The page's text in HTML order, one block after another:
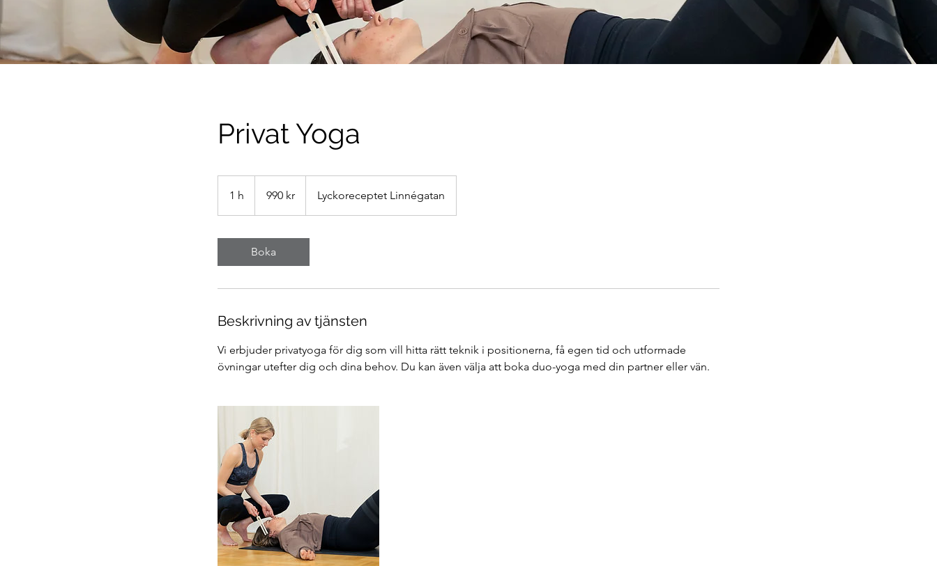
Privat Yoga
1 h
kronor990 kr Lyckoreceptet Linnégatan
Boka
Beskrivning av tjänsten
Vi erbjuder privatyoga för dig som vill hitta rätt teknik i positionerna, få egen tid och utformade
övningar utefter dig och dina behov. Du kan även välja att boka duo-yoga med din partner eller vän.